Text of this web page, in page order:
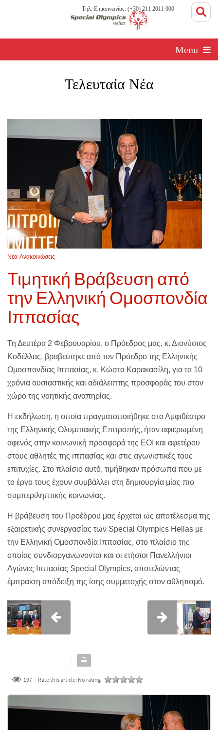
Τηλ. Επικοινωνίας: (+30) 211 2011 000
Menu
Τελευταία Νέα
Νέα-Ανακοινώσεις
Τιμητική Βράβευση από
την Ελληνική Ομοσπονδία
Ιππασίας
Τη Δευτέρα 2 Φεβρουαρίου, ο Πρόεδρος μας, κ. Διονύσιος
Κοδέλλας, βραβεύτηκε από τον Πρόεδρο της Ελληνικής
Ομοσπονδίας Ιππασίας, κ. Κώστα Καρακασίλη, για τα 10
χρόνια ουσιαστικής και αδιάλειπτης προσφοράς του στον
χώρο της νοητικής αναπηρίας.
Η εκδήλωση, η οποία πραγματοποιήθηκε στο Αμφιθέατρο
της Ελληνικής Ολυμπιακής Επιτροπής, ήταν αφιερωμένη
αφενός στην κοινωνική προσφορά της ΕΟΙ και αφετέρου
στους αθλητές της ιππασίας και στις αγωνιστικές τους
επιτυχίες. Στο πλαίσιο αυτό, τιμήθηκαν πρόσωπα που με
το έργο τους έχουν συμβάλλει στη δημιουργία μίας πιο
συμπεριληπτικής κοινωνίας.
Η βράβευση του Προέδρου μας έρχεται ως αποτέλεσμα της
εξαιρετικής συνεργασίας των Special Olympics Hellas με
την Ελληνική Ομοσπονδία Ιππασίας, στο πλαίσιο της
οποίας συνδιοργανώνονται και οι ετήσιοι Πανελλήνιοι
Αγώνες Ιππασίας Special Olympics, αποτελώντας
έμπρακτη απόδειξη της ίσης συμμετοχής στον αθλητισμό.
197 Rate this article: No rating